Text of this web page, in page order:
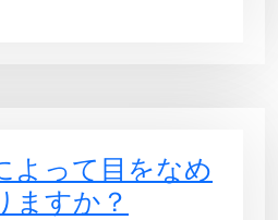
よって目をなめ
ますか？